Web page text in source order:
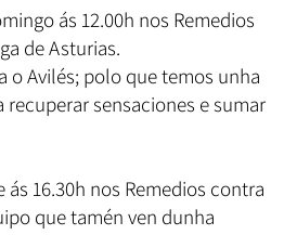
ás 12.00h nos Remedios
de Asturias.
o Avilés; polo que temos unha
sensaciones e sumar
ás 16.30h nos Remedios contra
que tamén ven dunha